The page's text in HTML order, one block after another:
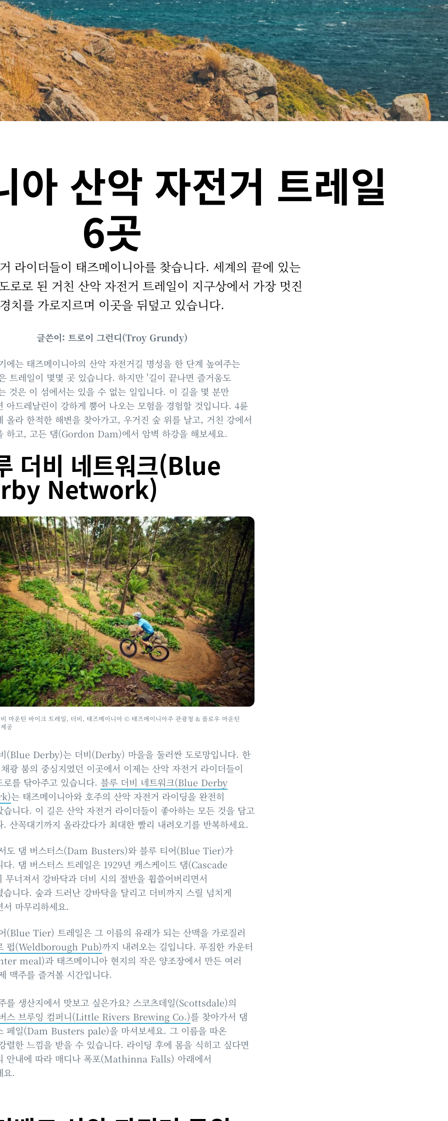
아 산악 자전거 트레일
6곳
라이더들이 태즈메이니아를 찾습니다. 세계의 끝에 있는
로로 된 거친 산악 자전거 트레일이 지구상에서 가장 멋진
경치를 가로지르며 이곳을 뒤덮고 있습니다.
글쓴이: 트로이 그런디(Troy Grundy)
에는 태즈메이니아의 산악 자전거길 명성을 한 단계 높여주는
트레일이 몇몇 곳 있습니다. 하지만 '길이 끝나면 즐거움도
것은 이 섬에서는 있을 수 없는 일입니다. 이 길을 몇 분만
아드레날린이 강하게 뿜어 나오는 모험을 경험할 것입니다. 4륜
올라 한적한 해변을 찾아가고, 우거진 숲 위를 날고, 거친 강에서
하고, 고든 댐(Gordon Dam)에서 암벽 하강을 해보세요.
더비 네트워크(Blue
Network)
마운틴 바이크 트레일, 더비, 태즈메이니아 © 태즈메이니아주 관광청 & 플로우 마운틴
공
(Blue Derby)는 더비(Derby) 마을을 둘러싼 도로망입니다. 한
광 붐의 중심지였던 이곳에서 이제는 산악 자전거 라이더들이
로를 닦아주고 있습니다. 블루 더비 네트워크(Blue Derby
는 태즈메이니아와 호주의 산악 자전거 라이딩을 완전히
습니다. 이 길은 산악 자전거 라이더들이 좋아하는 모든 것을 담고
. 산꼭대기까지 올라갔다가 최대한 빨리 내려오기를 반복하세요.
도 댐 버스터스(Dam Busters)와 블루 티어(Blue Tier)가
다. 댐 버스터스 트레일은 1929년 캐스케이드 댐(Cascade
너져서 강바닥과 더비 시의 절반을 휩쓸어버리면서
습니다. 숲과 드러난 강바닥을 달리고 더비까지 스릴 넘치게
서 마무리하세요.
(Blue Tier) 트레일은 그 이름의 유래가 되는 산맥을 가로질러
펍(Weldborough Pub)까지 내려오는 길입니다. 푸짐한 카운터
meal)과 태즈메이니아 현지의 작은 양조장에서 만든 여러
맥주를 즐겨볼 시간입니다.
를 생산지에서 맛보고 싶은가요? 스코츠데일(Scottsdale)의
스 브루잉 컴퍼니(Little Rivers Brewing Co.)를 찾아가서 댐
페일(Dam Busters pale)을 마셔보세요. 그 이름을 따온
렬한 느낌을 받을 수 있습니다. 라이딩 후에 몸을 식히고 싶다면
안내에 따라 매디나 폭포(Mathinna Falls) 아래에서
요.